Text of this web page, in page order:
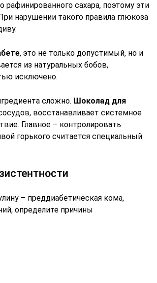
сахара, поэтому эти
нарушении такого правила глюкоза
, это не только допустимый, но и
из натуральных бобов,
исключено.
сложно. Шоколад для
восстанавливает системное
Главное – контролировать
горького считается специальный
– преддиабетическая кома,
определите причины